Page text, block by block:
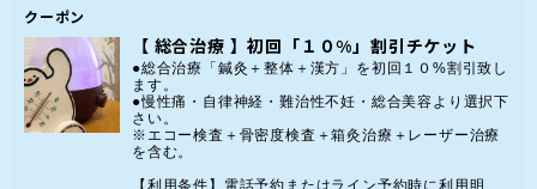
クーポン
【 総合治療 】初回「１０%」割引チケット
●総合治療「鍼灸＋整体＋漢方」を初回１０%割引致し
ます。
●慢性痛・自律神経・難治性不妊・総合美容より選択下
さい。
※エコー検査＋骨密度検査＋箱灸治療＋レーザー治療
を含む。
【利用条件】電話予約またはライン予約時に利用明